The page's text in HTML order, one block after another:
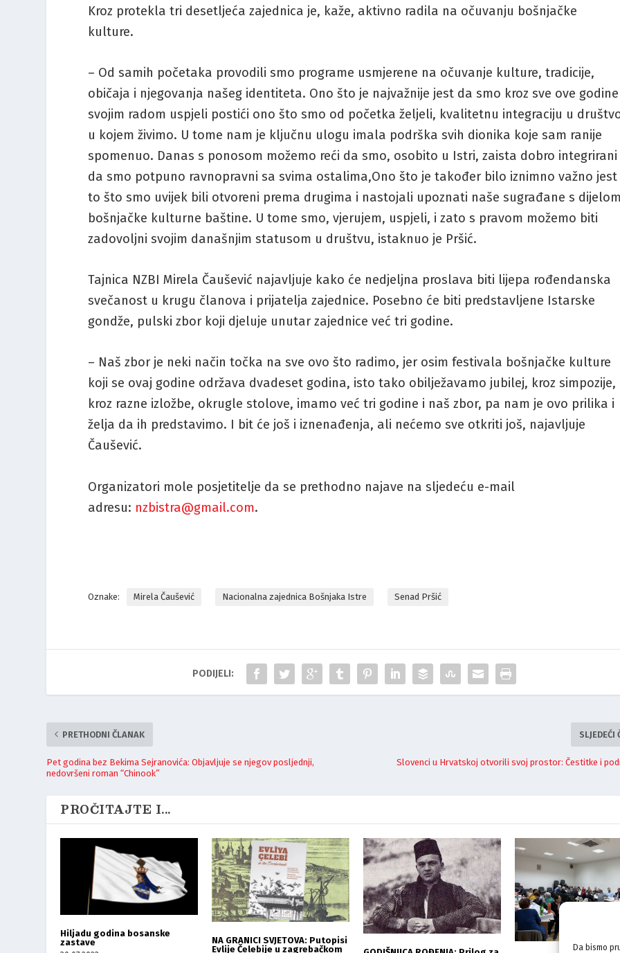
Da bismo
Kroz protekla tri desetljeća zajednica je, kaže, aktivno radila na očuvanju bošnjačke
kulture.
– Od samih početaka provodili smo programe usmjerene na očuvanje kulture, tradicije,
običaja i njegovanja našeg identiteta. Ono što je najvažnije jest da smo kroz sve ove godine
svojim radom uspjeli postići ono što smo od početka željeli, kvalitetnu integraciju u
u kojem živimo. U tome nam je ključnu ulogu imala podrška svih dionika koje sam ranije
spomenuo. Danas s ponosom možemo reći da smo, osobito u Istri, zaista dobro integrirani
da smo potpuno ravnopravni sa svima ostalima,Ono što je također bilo iznimno važno jest
to što smo uvijek bili otvoreni prema drugima i nastojali upoznati naše sugrađane s dijelom
bošnjačke kulturne baštine. U tome smo, vjerujem, uspjeli, i zato s pravom možemo biti
zadovoljni svojim današnjim statusom u društvu, istaknuo je Pršić.
Tajnica NZBI Mirela Čaušević najavljuje kako će nedjeljna proslava biti lijepa rođendanska
svečanost u krugu članova i prijatelja zajednice. Posebno će biti predstavljene Istarske
gondže, pulski zbor koji djeluje unutar zajednice već tri godine.
– Naš zbor je neki način točka na sve ovo što radimo, jer osim festivala bošnjačke kulture
koji se ovaj godine održava dvadeset godina, isto tako obilježavamo jubilej, kroz simpozije,
kroz razne izložbe, okrugle stolove, imamo već tri godine i naš zbor, pa nam je ovo prilika i
želja da ih predstavimo. I bit će još i iznenađenja, ali nećemo sve otkriti još, najavljuje
Čaušević.
Organizatori mole posjetitelje da se prethodno najave na sljedeću e-mail
adresu: nzbistra@gmail.com.
Oznake: Mirela Čaušević Nacionalna zajednica Bošnjaka Istre Senad Pršić
PODIJELI:
PRETHODNI ČLANAK
Pet godina bez Bekima Sejranovića: Objavljuje se njegov posljednji,
nedovršeni roman “Chinook”
SLJEDEĆI
Slovenci u Hrvatskoj otvorili svoj prostor: Čestitke i
PROČITAJTE I...
Hiljadu godina bosanske
zastave
NA GRANICI SVJETOVA: Putopisi
Evlije Čelebije u zagrebačkom